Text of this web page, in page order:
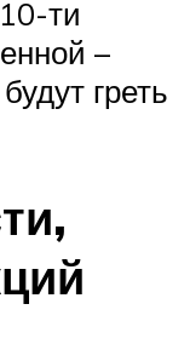
ти
–
греть